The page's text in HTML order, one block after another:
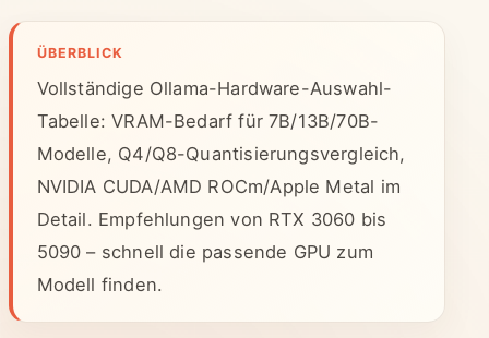
ÜBERBLICK
Vollständige Ollama-Hardware-Auswahl-
Tabelle: VRAM-Bedarf für 7B/13B/70B-
Modelle, Q4/Q8-Quantisierungsvergleich,
NVIDIA CUDA/AMD ROCm/Apple Metal im
Detail. Empfehlungen von RTX 3060 bis
5090 – schnell die passende GPU zum
Modell finden.